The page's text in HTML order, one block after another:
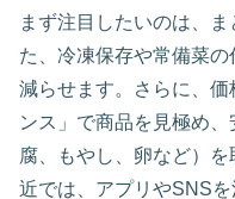
まず注目したいのは、
た、冷凍保存や常備菜
減らせます。さらに、
ンス」で商品を見極め
腐、もやし、卵など）
近では、アプリやSNS